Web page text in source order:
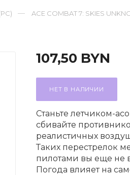
ACE COMBAT 7: SKIES
107,50 BYN
НЕТ В НАЛИЧИИ
Станьте летчиком-
сбивайте
реалистичных
Таких перестрелок
пилотами вы еще не
Погода влияет на